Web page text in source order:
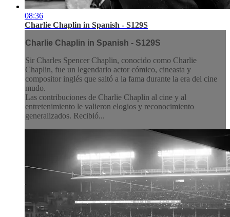
08:36
Charlie Chaplin in Spanish - S129S
Charlie Chaplin in Spanish - S129S
Sir Charles Spencer Chaplin, conocido como Charlie
Chaplin, fue un legendario actor cómico, cineasta y
compositor inglés que saltó a la fama durante la era del cine
mudo.
Las contribuciones de Charlie Chaplin al cine y al
entretenimiento le valieron elogios y reconocimiento
generalizados. Recibió...